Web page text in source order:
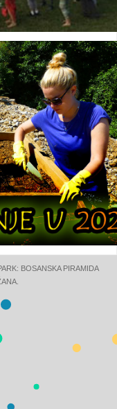
BOSANSKA PIRAMIDA